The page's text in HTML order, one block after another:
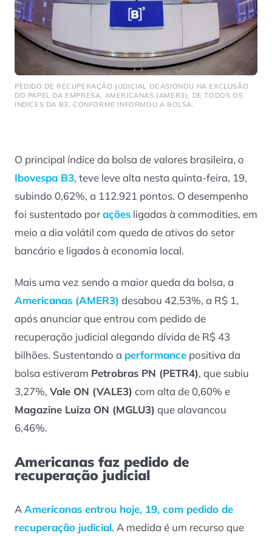
PEDIDO DE RECUPERAÇÃO JUDICIAL OCASIONOU NA EXCLUSÃO
DO PAPEL DA EMPRESA, AMERICANAS (AMER3), DE TODOS OS
ÍNDICES DA B3, CONFORME INFORMOU A BOLSA.
O principal índice da bolsa de valores brasileira, o
Ibovespa B3, teve leve alta nesta quinta-feira, 19,
subindo 0,62%, a 112.921 pontos. O desempenho
foi sustentado porações ligadas à commodities, em
meio a dia volátil com queda de ativos do setor
bancário e ligados à economia local.
Mais uma vez sendo a maior queda da bolsa, a
Americanas (AMER3) desabou 42,53%, a R$ 1,
após anunciar que entrou com pedido de
recuperação judicial alegando dívida de R$ 43
bilhões. Sustentando a performance positiva da
bolsa estiveram Petrobras PN (PETR4), que subiu
3,27%, Vale ON (VALE3) com alta de 0,60% e
Magazine Luiza ON (MGLU3) que alavancou
6,46%.
Americanas faz pedido de
recuperação judicial
AAmericanas entrou hoje, 19, com pedido de
recuperação judicial. A medida é um recurso que